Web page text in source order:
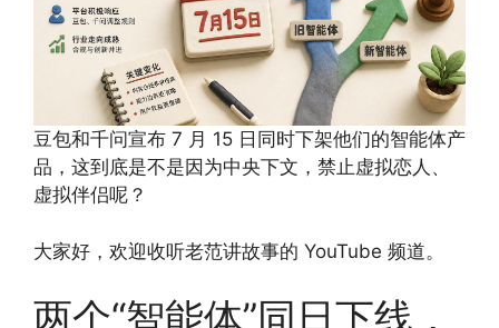
豆包和千问宣布 7 月 15 日同时下架他们的智能体产
品，这到底是不是因为中央下文，禁止虚拟恋人、
虚拟伴侣呢？
大家好，欢迎收听老范讲故事的 YouTube 频道。
两个“智能体”同日下线，